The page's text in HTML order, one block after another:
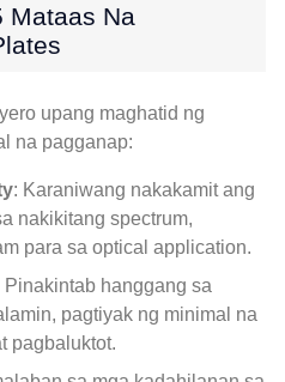
Mataas Na
upang maghatid ng
na pagganap:
: Karaniwang nakakamit ang
nakikitang spectrum,
para sa optical application.
Pinakintab hanggang sa
pagtiyak ng minimal na
pagbaluktot.